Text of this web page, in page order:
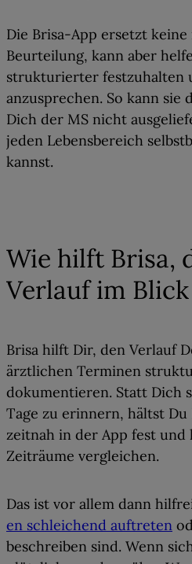
Die Brisa-App ersetzt
Beurteilung, kann aber
strukturierter festzuhalten
anzusprechen. So kann sie
Dich der MS nicht
jeden Lebensbereich
kannst.
Wie hilft Brisa,
Verlauf im
Brisa hilft Dir, den Verlauf
ärztlichen Terminen
dokumentieren. Statt Dich
Tage zu erinnern, hältst Du
zeitnah in der App fest und
Zeiträume vergleichen.
Das ist vor allem dann
en schleichend auftreten
beschreiben sind. Wenn